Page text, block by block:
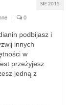
SIE 2015
| 0
podbijasz i
innych
w
przeżyjesz
jedną z